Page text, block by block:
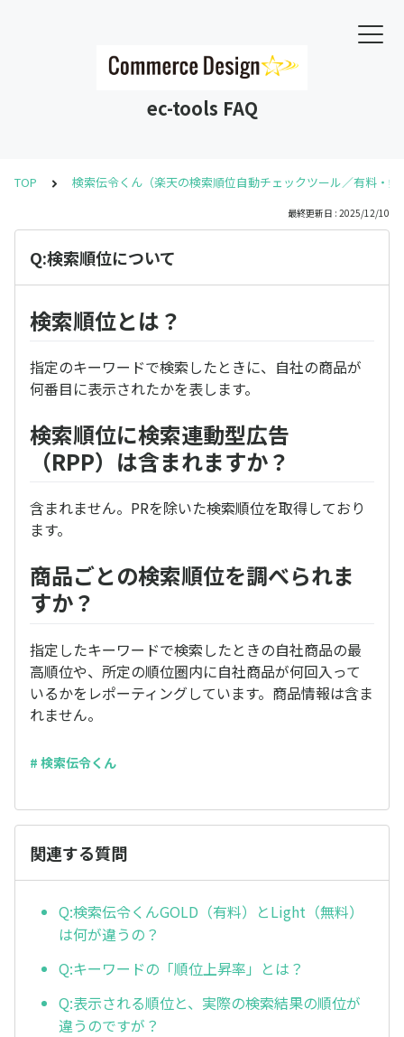
ec-tools FAQ
TOP 検索伝令くん（楽天の検索順位自動チェックツール／有料・
最終更新日 : 2025/12/10
Q:検索順位について
検索順位とは？
指定のキーワードで検索したときに、自社の商品が
何番目に表示されたかを表します。
検索順位に検索連動型広告
（RPP）は含まれますか？
含まれません。PRを除いた検索順位を取得しており
ます。
商品ごとの検索順位を調べられま
すか？
指定したキーワードで検索したときの自社商品の最
高順位や、所定の順位圏内に自社商品が何回入って
いるかをレポーティングしています。商品情報は含ま
れません。
# 検索伝令くん
関連する質問
Q:検索伝令くんGOLD（有料）とLight（無料）
は何が違うの？
Q:キーワードの「順位上昇率」とは？
Q:表示される順位と、実際の検索結果の順位が
違うのですが？